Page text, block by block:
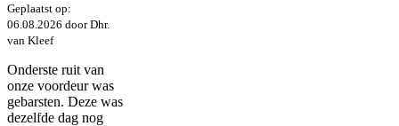
Geplaatst op:
06.08.2026 door Dhr.
van Kleef
Onderste ruit van
onze voordeur was
gebarsten. Deze was
dezelfde dag nog